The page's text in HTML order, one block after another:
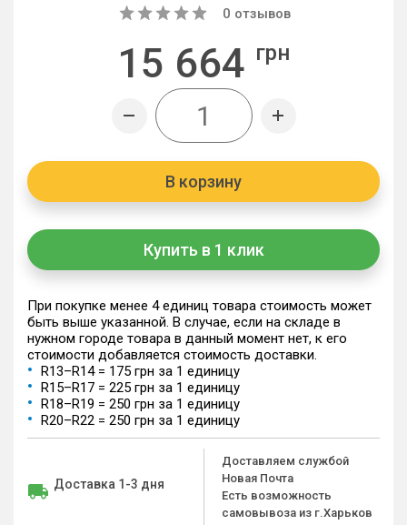
0 отзывов
15 664 грн
В корзину
Купить в 1 клик
При покупке менее 4 единиц товара стоимость может
быть выше указанной. В случае, если на складе в
нужном городе товара в данный момент нет, к его
стоимости добавляется стоимость доставки.
R13–R14 = 175 грн за 1 единицу
R15–R17 = 225 грн за 1 единицу
R18–R19 = 250 грн за 1 единицу
R20–R22 = 250 грн за 1 единицу
Доставка 1-3 дня
Доставляем службой
Новая Почта
Есть возможность
самовывоза из г.Харьков